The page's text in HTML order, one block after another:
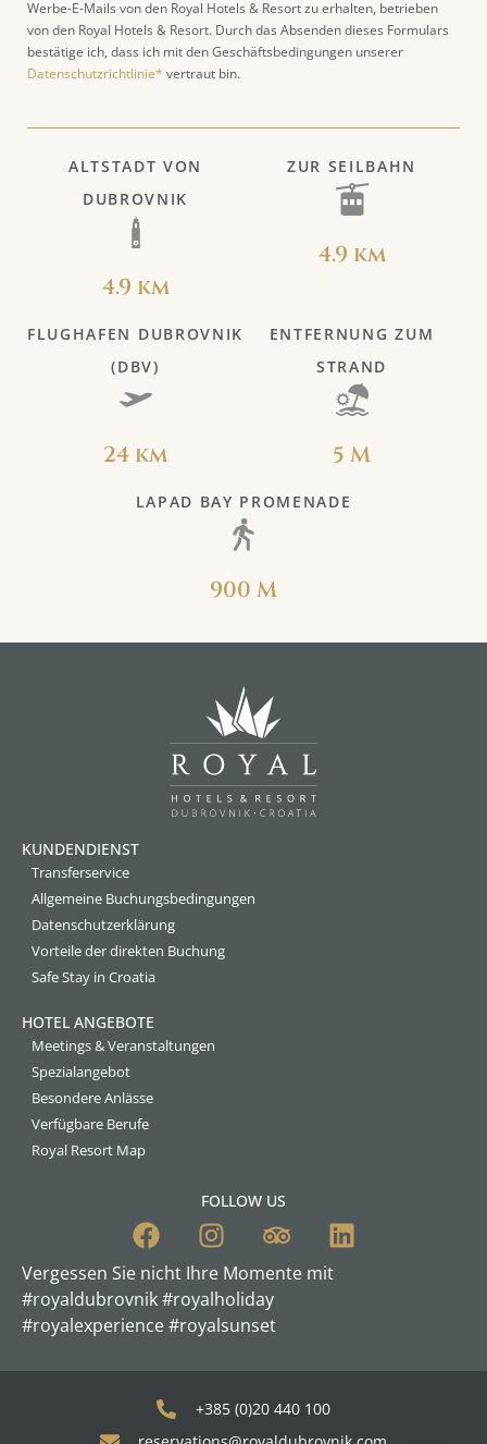
Werbe-E-Mails von den Royal Hotels & Resort zu erhalten, betrieben
von den Royal Hotels & Resort. Durch das Absenden dieses Formulars
bestätige ich, dass ich mit den Geschäftsbedingungen unserer
Datenschutzrichtlinie* vertraut bin.
ALTSTADT VON
DUBROVNIK
4.9 km
ZUR SEILBAHN
4.9 km
FLUGHAFEN DUBROVNIK
(DBV)
24 km
ENTFERNUNG ZUM
STRAND
5 M
LAPAD BAY PROMENADE
900 M
KUNDENDIENST
Transferservice
Allgemeine Buchungsbedingungen
Datenschutzerklärung
Vorteile der direkten Buchung
Safe Stay in Croatia
HOTEL ANGEBOTE
Meetings & Veranstaltungen
Spezialangebot
Besondere Anlässe
Verfügbare Berufe
Royal Resort Map
FOLLOW US
Vergessen Sie nicht Ihre Momente mit
#royaldubrovnik #royalholiday
#royalexperience #royalsunset
+385 (0)20 440 100